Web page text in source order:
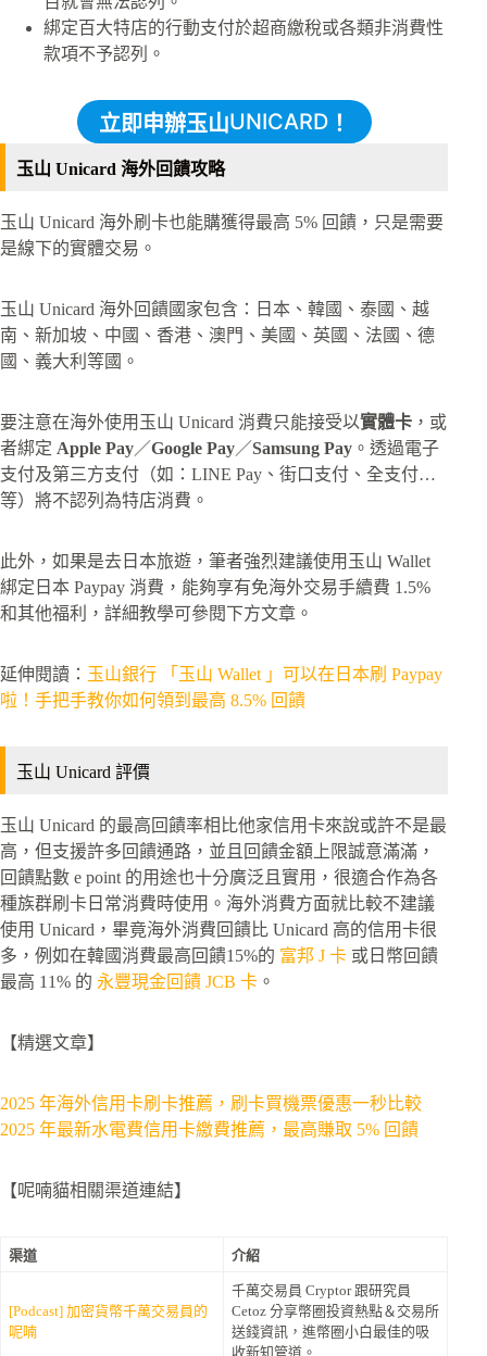
綁定百大特店的行動支付於超商繳稅或各類非消費性
款項不予認列。
立即申辦玉山UNICARD！
玉山 Unicard 海外回饋攻略
玉山 Unicard 海外刷卡也能購獲得最高 5% 回饋，只是需要
是線下的實體交易。
玉山 Unicard 海外回饋國家包含：日本、韓國、泰國、越
南、新加坡、中國、香港、澳門、美國、英國、法國、德
國、義大利等國。
要注意在海外使用玉山 Unicard 消費只能接受以實體卡 ，或
者綁定 Apple Pay／Google Pay／Samsung Pay 。透過電子
支付及第三方支付（如：LINE Pay、街口支付、全支付…
等）將不認列為特店消費。
此外，如果是去日本旅遊，筆者強烈建議使用玉山 Wallet
綁定日本 Paypay 消費，能夠享有免海外交易手續費 1.5%
和其他福利，詳細教學可參閱下方文章。
延伸閱讀： 玉山銀行 「玉山 Wallet 」可以在日本刷 Paypay
啦！手把手教你如何領到最高 8.5% 回饋
玉山 Unicard 評價
玉山 Unicard 的最高回饋率相比他家信用卡來說或許不是最
高，但支援許多回饋通路，並且回饋金額上限誠意滿滿，
回饋點數 e point 的用途也十分廣泛且實用，很適合作為各
種族群刷卡日常消費時使用。海外消費方面就比較不建議
使用 Unicard，畢竟海外消費回饋比 Unicard 高的信用卡很
多，例如在韓國消費最高回饋15%的 富邦 J 卡 或日幣回饋
最高 11% 的 永豐現金回饋 JCB 卡 。
【精選文章】
2025 年海外信用卡刷卡推薦，刷卡買機票優惠一秒比較
2025 年最新水電費信用卡繳費推薦，最高賺取 5% 回饋
【呢喃貓相關渠道連結】
渠道 介紹
[Podcast] 加密貨幣千萬交易員的
呢喃
千萬交易員 Cryptor 跟研究員
Cetoz 分享幣圈投資熱點＆交易所
送錢資訊，進幣圈小白最佳的吸
收新知管道。